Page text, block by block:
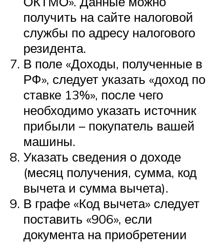
получить на сайте налоговой
службы по адресу налогового
резидента.
В поле «Доходы, полученные в
РФ», следует указать «доход по
ставке 13%», после чего
необходимо указать источник
прибыли – покупатель вашей
машины.
Указать сведения о доходе
(месяц получения, сумма, код
вычета и сумма вычета).
В графе «Код вычета» следует
поставить «906», если
документа на приобретении